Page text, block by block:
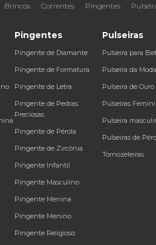
Brincos Correntes Pingentes
Pingentes
Pingente de Diamante
Pingente de Formatura
Pingente de Letra
Pingente de Pedras
Preciosas
Pingente de Pérola
Pingente de Zircônia
Pingente Infantil
Pingente Masculino
Pingente Menina
Pingente Menino
Pingente Religioso
Pulseiras
Pulseira para
Pulseira da Moda
Pulseira de Ouro
Pulseiras
Pulseira
Pulseiras de
Tornozeleiras